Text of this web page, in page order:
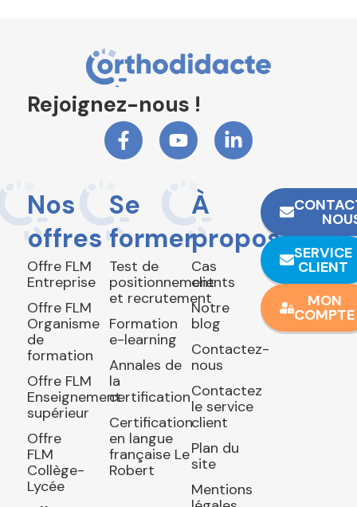
Rejoignez-nous !
Nos
offres
Offre FLM
Entreprise
Offre FLM
Organisme
de
formation
Offre FLM
Enseignement
supérieur
Offre
FLM
Collège-
Lycée
Se
former
Test de
positionnement
et recrutement
Formation
e-learning
Annales de
la
certification
Certification
en langue
française Le
Robert
À
propos
Cas
clients
Notre
blog
Contactez-
nous
Contactez
le service
client
Plan du
site
Mentions
SERVICE
CLIENT
MON
COMPTE